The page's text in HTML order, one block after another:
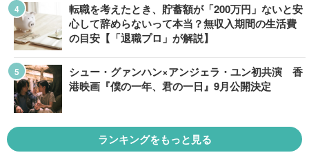
転職を考えたとき、貯蓄額が「200万円」ないと安
心して辞めらないって本当？無収入期間の生活費
の目安【「退職プロ」が解説】
シュー・グァンハン×アンジェラ・ユン初共演 香
港映画『僕の一年、君の一日』9月公開決定
ランキングをもっと見る